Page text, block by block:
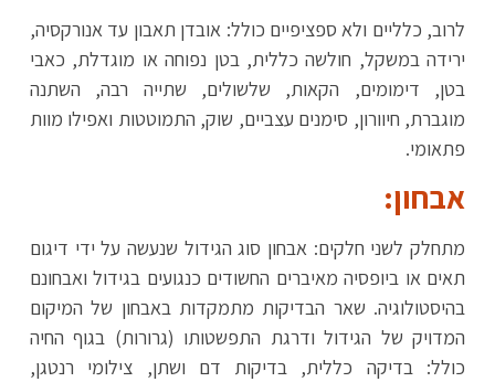
לרוב, כלליים ולא ספציפיים כולל: אובדן תאבון עד אנורקסיה,
ירידה במשקל, חולשה כללית, בטן נפוחה או מוגדלת, כאבי
בטן, דימומים, הקאות, שלשולים, שתייה רבה, השתנה
מוגברת, חיוורון, סימנים עצביים, שוק, התמוטטות ואפילו מוות
פתאומי.
אבחון:
מתחלק לשני חלקים: אבחון סוג הגידול שנעשה על ידי דיגום
תאים או ביופסיה מאיברים החשודים כנגועים בגידול ואבחונם
בהיסטולוגיה. שאר הבדיקות מתמקדות באבחון של המיקום
המדויק של הגידול ודרגת התפשטותו (גרורות) בגוף החיה
כולל: בדיקה כללית, בדיקות דם ושתן, צילומי רנטגן,